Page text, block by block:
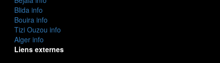
Blida info
Bouira info
Tizi Ouzou info
Alger info
Liens externes